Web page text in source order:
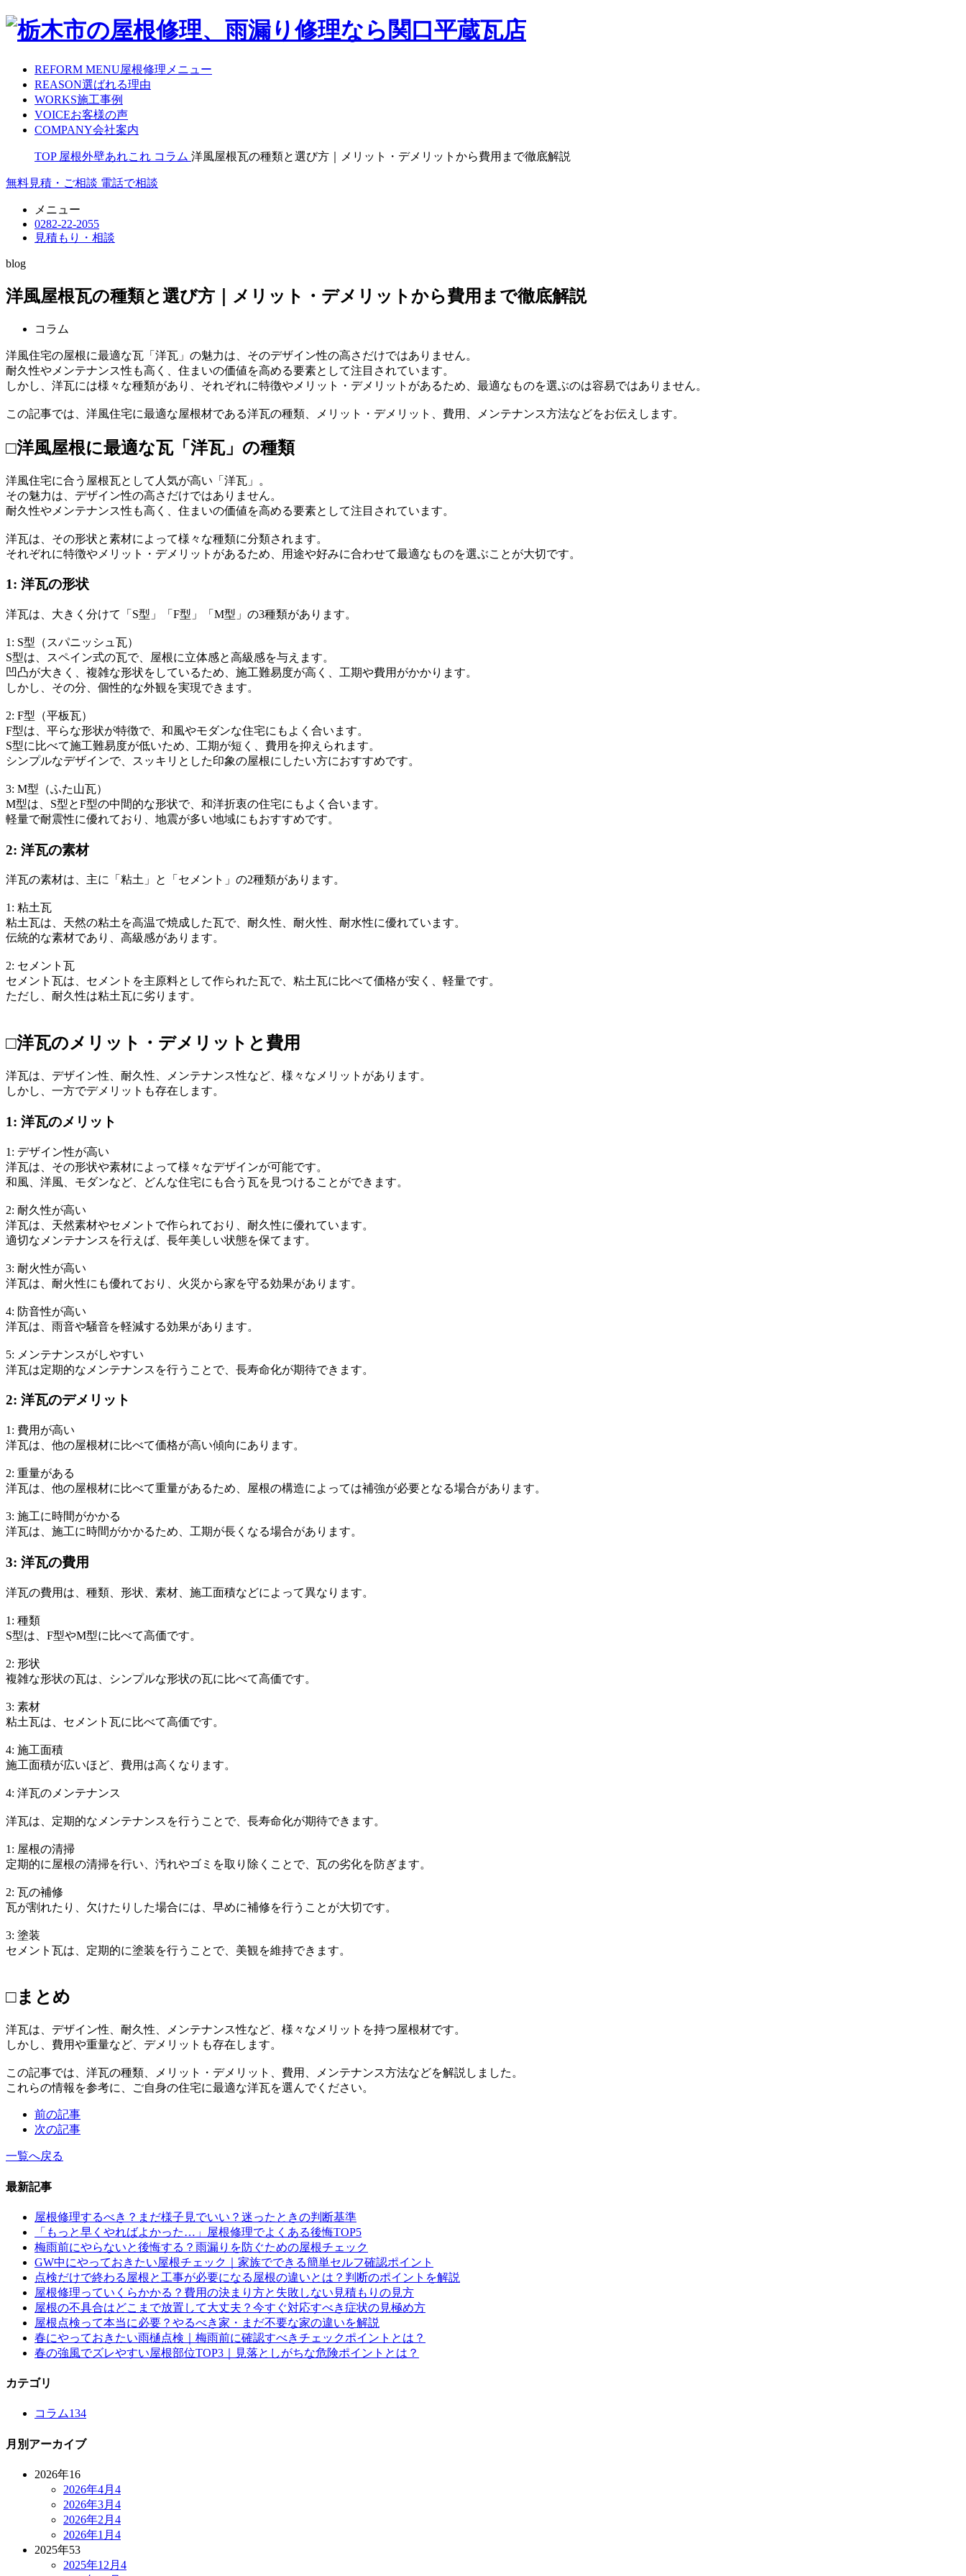
REFORM MENU屋根修理メニュー
REASON選ばれる理由
WORKS施工事例
VOICEお客様の声
COMPANY会社案内
TOP 屋根外壁あれこれ コラム 洋風屋根瓦の種類と選び方｜メリット・デメリットから費用まで徹底解説
無料見積・ご相談 電話で相談
メニュー
0282-22-2055
見積もり・相談
blog
洋風屋根瓦の種類と選び方｜メリット・デメリットから費用まで徹底解説
コラム
洋風住宅の屋根に最適な瓦「洋瓦」の魅力は、そのデザイン性の高さだけではありません。
耐久性やメンテナンス性も高く、住まいの価値を高める要素として注目されています。
しかし、洋瓦には様々な種類があり、それぞれに特徴やメリット・デメリットがあるため、最適なものを選ぶのは容易ではありません。
この記事では、洋風住宅に最適な屋根材である洋瓦の種類、メリット・デメリット、費用、メンテナンス方法などをお伝えします。
□洋風屋根に最適な瓦「洋瓦」の種類
洋風住宅に合う屋根瓦として人気が高い「洋瓦」。
その魅力は、デザイン性の高さだけではありません。
耐久性やメンテナンス性も高く、住まいの価値を高める要素として注目されています。
洋瓦は、その形状と素材によって様々な種類に分類されます。
それぞれに特徴やメリット・デメリットがあるため、用途や好みに合わせて最適なものを選ぶことが大切です。
1: 洋瓦の形状
洋瓦は、大きく分けて「S型」「F型」「M型」の3種類があります。
1: S型（スパニッシュ瓦）
S型は、スペイン式の瓦で、屋根に立体感と高級感を与えます。
凹凸が大きく、複雑な形状をしているため、施工難易度が高く、工期や費用がかかります。
しかし、その分、個性的な外観を実現できます。
2: F型（平板瓦）
F型は、平らな形状が特徴で、和風やモダンな住宅にもよく合います。
S型に比べて施工難易度が低いため、工期が短く、費用を抑えられます。
シンプルなデザインで、スッキリとした印象の屋根にしたい方におすすめです。
3: M型（ふた山瓦）
M型は、S型とF型の中間的な形状で、和洋折衷の住宅にもよく合います。
軽量で耐震性に優れており、地震が多い地域にもおすすめです。
2: 洋瓦の素材
洋瓦の素材は、主に「粘土」と「セメント」の2種類があります。
1: 粘土瓦
粘土瓦は、天然の粘土を高温で焼成した瓦で、耐久性、耐火性、耐水性に優れています。
伝統的な素材であり、高級感があります。
2: セメント瓦
セメント瓦は、セメントを主原料として作られた瓦で、粘土瓦に比べて価格が安く、軽量です。
ただし、耐久性は粘土瓦に劣ります。
□洋瓦のメリット・デメリットと費用
洋瓦は、デザイン性、耐久性、メンテナンス性など、様々なメリットがあります。
しかし、一方でデメリットも存在します。
1: 洋瓦のメリット
1: デザイン性が高い
洋瓦は、その形状や素材によって様々なデザインが可能です。
和風、洋風、モダンなど、どんな住宅にも合う瓦を見つけることができます。
2: 耐久性が高い
洋瓦は、天然素材やセメントで作られており、耐久性に優れています。
適切なメンテナンスを行えば、長年美しい状態を保てます。
3: 耐火性が高い
洋瓦は、耐火性にも優れており、火災から家を守る効果があります。
4: 防音性が高い
洋瓦は、雨音や騒音を軽減する効果があります。
5: メンテナンスがしやすい
洋瓦は定期的なメンテナンスを行うことで、長寿命化が期待できます。
2: 洋瓦のデメリット
1: 費用が高い
洋瓦は、他の屋根材に比べて価格が高い傾向にあります。
2: 重量がある
洋瓦は、他の屋根材に比べて重量があるため、屋根の構造によっては補強が必要となる場合があります。
3: 施工に時間がかかる
洋瓦は、施工に時間がかかるため、工期が長くなる場合があります。
3: 洋瓦の費用
洋瓦の費用は、種類、形状、素材、施工面積などによって異なります。
1: 種類
S型は、F型やM型に比べて高価です。
2: 形状
複雑な形状の瓦は、シンプルな形状の瓦に比べて高価です。
3: 素材
粘土瓦は、セメント瓦に比べて高価です。
4: 施工面積
施工面積が広いほど、費用は高くなります。
4: 洋瓦のメンテナンス
洋瓦は、定期的なメンテナンスを行うことで、長寿命化が期待できます。
1: 屋根の清掃
定期的に屋根の清掃を行い、汚れやゴミを取り除くことで、瓦の劣化を防ぎます。
2: 瓦の補修
瓦が割れたり、欠けたりした場合には、早めに補修を行うことが大切です。
3: 塗装
セメント瓦は、定期的に塗装を行うことで、美観を維持できます。
□まとめ
洋瓦は、デザイン性、耐久性、メンテナンス性など、様々なメリットを持つ屋根材です。
しかし、費用や重量など、デメリットも存在します。
この記事では、洋瓦の種類、メリット・デメリット、費用、メンテナンス方法などを解説しました。
これらの情報を参考に、ご自身の住宅に最適な洋瓦を選んでください。
前の記事
次の記事
一覧へ戻る
最新記事
屋根修理するべき？まだ様子見でいい？迷ったときの判断基準
「もっと早くやればよかった…」屋根修理でよくある後悔TOP5
梅雨前にやらないと後悔する？雨漏りを防ぐための屋根チェック
GW中にやっておきたい屋根チェック｜家族でできる簡単セルフ確認ポイント
点検だけで終わる屋根と工事が必要になる屋根の違いとは？判断のポイントを解説
屋根修理っていくらかかる？費用の決まり方と失敗しない見積もりの見方
屋根の不具合はどこまで放置して大丈夫？今すぐ対応すべき症状の見極め方
屋根点検って本当に必要？やるべき家・まだ不要な家の違いを解説
春にやっておきたい雨樋点検｜梅雨前に確認すべきチェックポイントとは？
春の強風でズレやすい屋根部位TOP3｜見落としがちな危険ポイントとは？
カテゴリ
コラム134
月別アーカイブ
2026年16
2026年4月 4
2026年3月 4
2026年2月 4
2026年1月 4
2025年53
2025年12月 4